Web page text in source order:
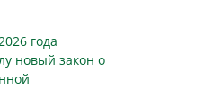
года
новый закон о